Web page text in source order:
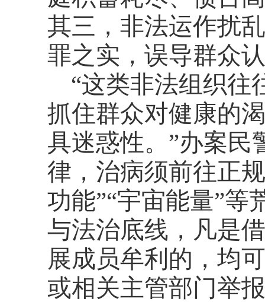
其三，非法运作扰
罪之实，误导群众
“这类非法组织往
抓住群众对健康的
具迷惑性。”办案民
律，治病须前往正
功能”“宇宙能量”等
与法治底线，凡是
展成员牟利的，均
或相关主管部门举